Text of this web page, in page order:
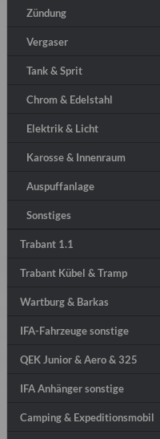
Zündung
Vergaser
Tank & Sprit
Chrom & Edelstahl
Elektrik & Licht
Karosse & Innenraum
Auspuffanlage
Sonstiges
Trabant 1.1
Trabant Kübel & Tramp
Wartburg & Barkas
IFA-Fahrzeuge sonstige
QEK Junior & Aero & 325
IFA Anhänger sonstige
Camping & Expeditionsmobil